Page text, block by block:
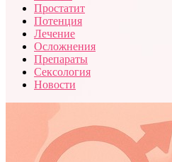
Простатит
Потенция
Лечение
Осложнения
Препараты
Сексология
Новости